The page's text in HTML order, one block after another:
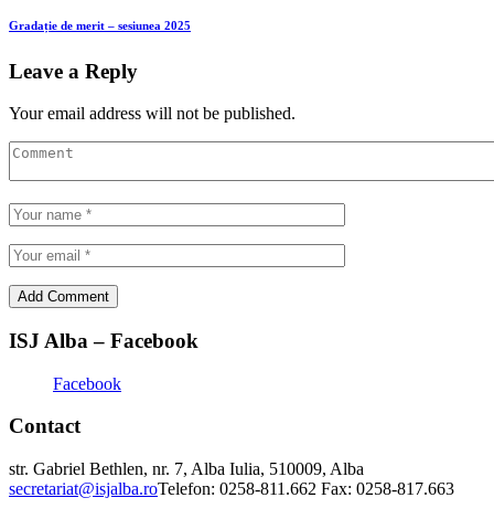
Gradație de merit – sesiunea 2025
Leave a Reply
Your email address will not be published.
ISJ Alba – Facebook
Facebook
Contact
str. Gabriel Bethlen, nr. 7, Alba Iulia, 510009, Alba
secretariat@isjalba.roTelefon: 0258-811.662 Fax: 0258-817.663